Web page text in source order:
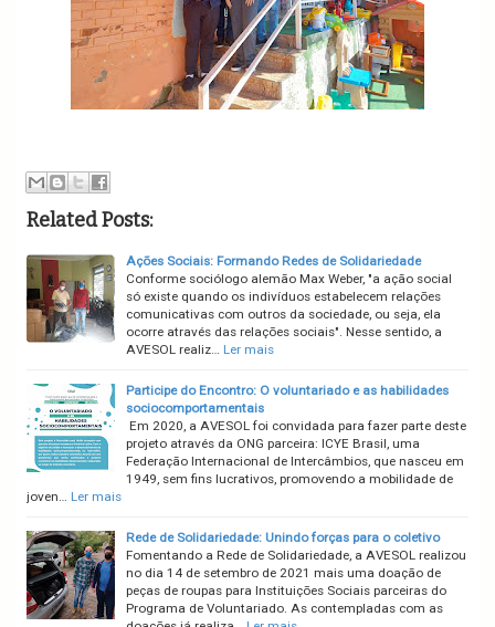
Related Posts:
Ações Sociais: Formando Redes de Solidariedade
Conforme sociólogo alemão Max Weber, "a ação social
só existe quando os indivíduos estabelecem relações
comunicativas com outros da sociedade, ou seja, ela
ocorre através das relações sociais". Nesse sentido, a
AVESOL realiz… Ler mais
Participe do Encontro: O voluntariado e as habilidades
sociocomportamentais
Em 2020, a AVESOL foi convidada para fazer parte deste
projeto através da ONG parceira: ICYE Brasil, uma
Federação Internacional de Intercâmbios, que nasceu em
1949, sem fins lucrativos, promovendo a mobilidade de
joven… Ler mais
Rede de Solidariedade: Unindo forças para o coletivo
Fomentando a Rede de Solidariedade, a AVESOL realizou
no dia 14 de setembro de 2021 mais uma doação de
peças de roupas para Instituições Sociais parceiras do
Programa de Voluntariado. As contempladas com as